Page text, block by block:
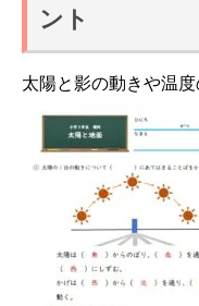
ント
太陽と影の動きや温度